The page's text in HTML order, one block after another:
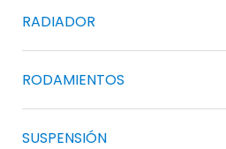
RADIADOR
RODAMIENTOS
SUSPENSIÓN